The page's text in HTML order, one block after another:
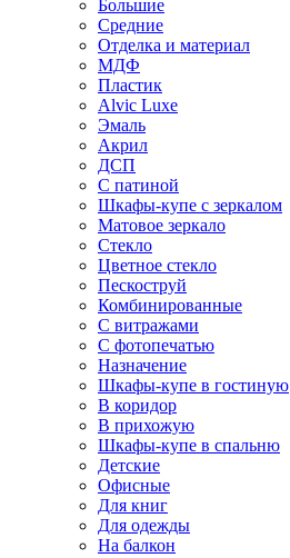
Большие
Средние
Отделка и материал
МДФ
Пластик
Alvic Luxe
Эмаль
Акрил
ДСП
С патиной
Шкафы-купе с зеркалом
Матовое зеркало
Стекло
Цветное стекло
Пескоструй
Комбинированные
С витражами
С фотопечатью
Назначение
Шкафы-купе в гостиную
В коридор
В прихожую
Шкафы-купе в спальню
Детские
Офисные
Для книг
Для одежды
На балкон